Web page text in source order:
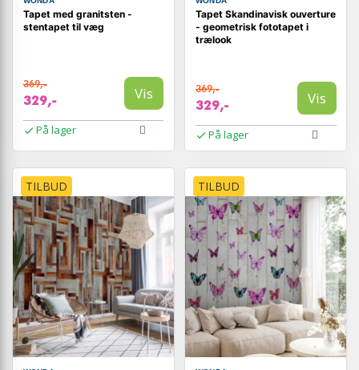
Tapet med granitsten -
stentapet til væg
369,-
329,- Vis
På lager
Tapet Skandinavisk ouverture
- geometrisk fototapet i
trælook
369,-
329,- Vis
På lager
TILBUD TILBUD